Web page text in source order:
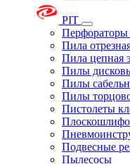
PIT
Перфораторы
Пила
Пила цепная
Пилы
Пилы
Пилы
Пистолеты
Подвесные
Пылесосы